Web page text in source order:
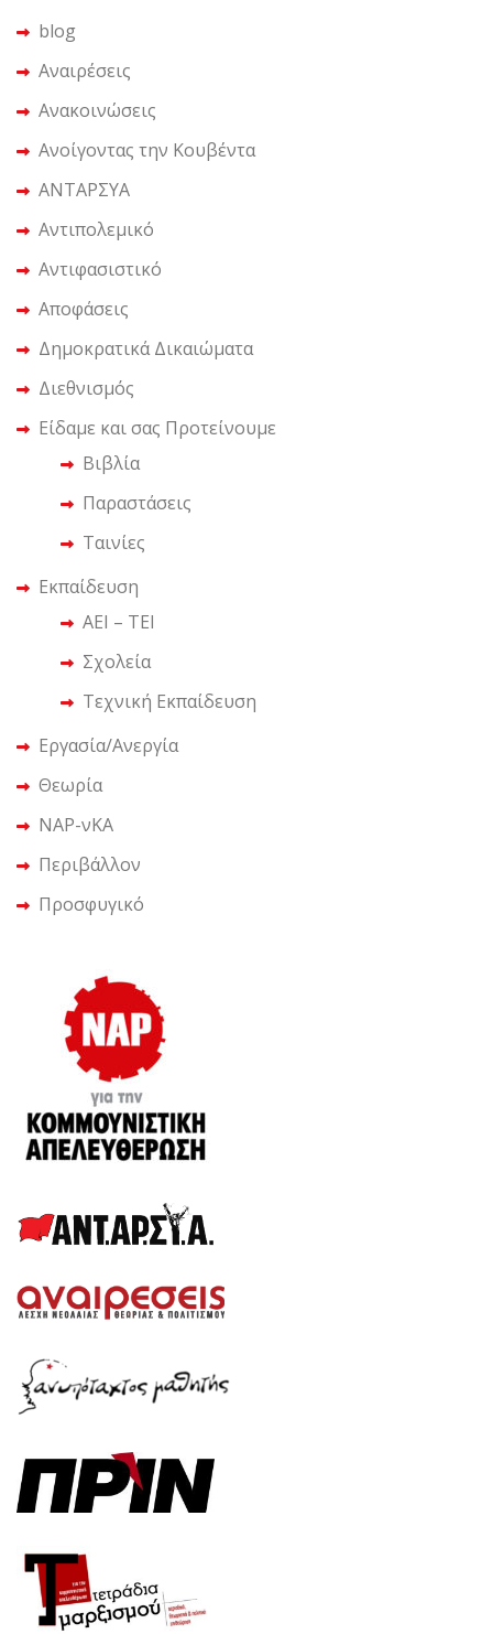
blog
Αναιρέσεις
Ανακοινώσεις
Ανοίγοντας την Κουβέντα
ΑΝΤΑΡΣΥΑ
Αντιπολεμικό
Αντιφασιστικό
Αποφάσεις
Δημοκρατικά Δικαιώματα
Διεθνισμός
Είδαμε και σας Προτείνουμε
Βιβλία
Παραστάσεις
Ταινίες
Εκπαίδευση
ΑΕΙ – ΤΕΙ
Σχολεία
Τεχνική Εκπαίδευση
Εργασία/Ανεργία
Θεωρία
ΝΑΡ-νΚΑ
Περιβάλλον
Προσφυγικό